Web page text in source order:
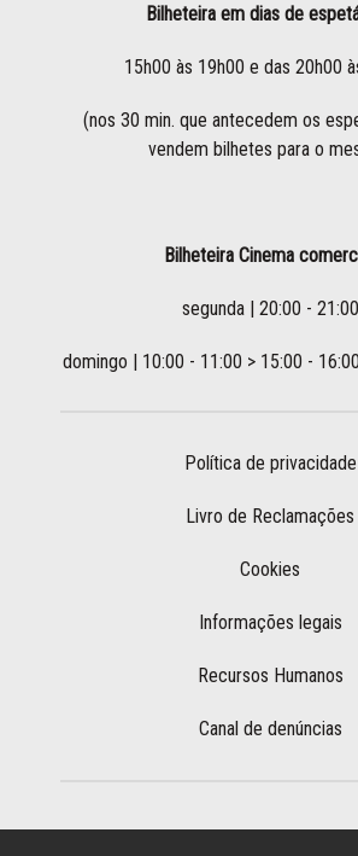
Bilheteira em dias de
15h00 às 19h00 e das 20h00
(nos 30 min. que antecedem os
vendem bilhetes para o
Bilheteira Cinema
segunda | 20:00 - 21:00
domingo | 10:00 - 11:00 > 15:00 -
Política de privacidade
Livro de Reclamações
Cookies
Informações legais
Recursos Humanos
Canal de denúncias